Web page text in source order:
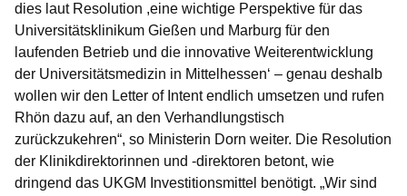
dies laut Resolution ,eine wichtige Perspektive für das
Universitätsklinikum Gießen und Marburg für den
laufenden Betrieb und die innovative Weiterentwicklung
der Universitätsmedizin in Mittelhessen‘ – genau deshalb
wollen wir den Letter of Intent endlich umsetzen und rufen
Rhön dazu auf, an den Verhandlungstisch
zurückzukehren“, so Ministerin Dorn weiter. Die Resolution
der Klinikdirektorinnen und -direktoren betont, wie
dringend das UKGM Investitionsmittel benötigt. „Wir sind